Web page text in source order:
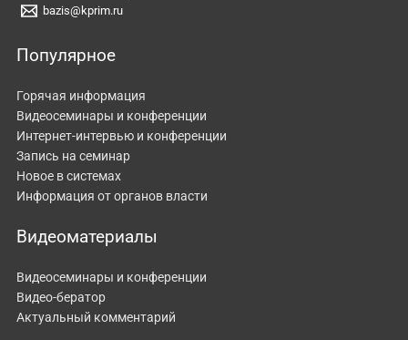
bazis@kprim.ru
Популярное
Горячая информация
Видеосеминары и конференции
Интернет-интервью и конференции
Запись на семинар
Новое в системах
Информация от органов власти
Видеоматериалы
Видеосеминары и конференции
Видео-бератор
Актуальный комментарий